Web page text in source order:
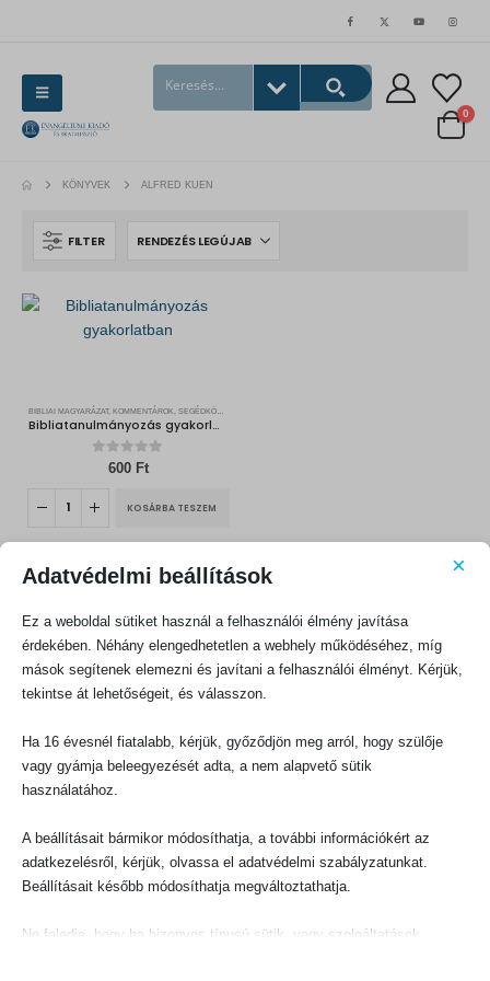
0
KÖNYVEK ALFRED KUEN
FILTER
BIBLIAI MAGYARÁZAT, KOMMENTÁROK, SEGÉDKÖNYVEK
Bibliatanulmányozás gyakorlatban
out of 5
600 Ft
KOSÁRBA TESZEM
KAPCSOLATFELVÉTEL
CÍM:
1066 Budapest, Ó utca 16.
TELEFON:
EMAIL:
rendeles@evangeliumikiado.hu
Adatvédelmi beállítások ×
Ez a weboldal sütiket használ a felhasználói élmény javítása
érdekében. Néhány elengedhetetlen a webhely működéséhez, míg
mások segítenek elemezni és javítani a felhasználói élményt. Kérjük,
tekintse át lehetőségeit, és válasszon.
Ha 16 évesnél fiatalabb, kérjük, győződjön meg arról, hogy szülője
vagy gyámja beleegyezését adta, a nem alapvető sütik
használatához.
A beállításait bármikor módosíthatja, a további információkért az
adatkezelésről, kérjük, olvassa el adatvédelmi szabályzatunkat.
Beállításait később módosíthatja megváltoztathatja.
Ne feledje, hogy ha bizonyos típusú sütik, vagy szolgáltatások